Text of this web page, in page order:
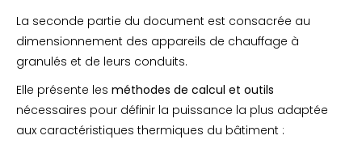
La seconde partie du document est consacrée au
dimensionnement des appareils de chauffage à
granulés et de leurs conduits.
Elle présente les méthodes de calcul et outils
nécessaires pour définir la puissance la plus adaptée
aux caractéristiques thermiques du bâtiment :